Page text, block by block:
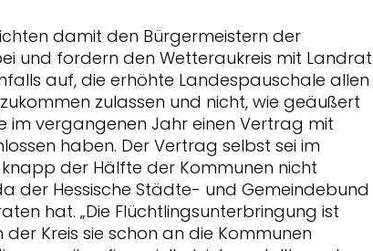
damit den Bürgermeistern der
und fordern den Wetteraukreis mit Landrat
auf, die erhöhte Landespauschale allen
zulassen und nicht, wie geäußert
im vergangenen Jahr einen Vertrag mit
haben. Der Vertrag selbst sei im
der Hälfte der Kommunen nicht
der Hessische Städte- und Gemeindebund
hat. „Die Flüchtlingsunterbringung ist
der Kreis sie schon an die Kommunen